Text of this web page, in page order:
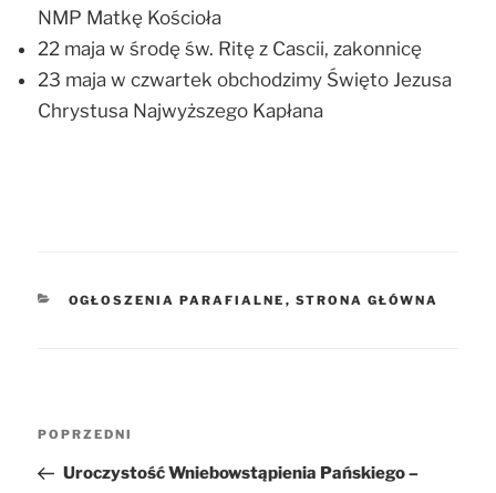
NMP Matkę Kościoła
22 maja w środę św. Ritę z Cascii, zakonnicę
23 maja w czwartek obchodzimy Święto Jezusa
Chrystusa Najwyższego Kapłana
KATEGORIE
OGŁOSZENIA PARAFIALNE , STRONA GŁÓWNA
Nawigacja
wpisu
Poprzedni
wpis
POPRZEDNI
Uroczystość Wniebowstąpienia Pańskiego –